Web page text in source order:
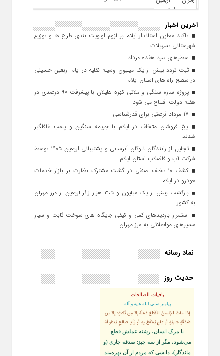
آخرین اخبار
تاکید معاون استاندار ایلام بر لزوم اولویت‌ بندی طرح‌ ها و توزیع
شهرستانی تسهیلات
سطرهای سرد هفده مرداد
ثبت تردد بیش از یک میلیون وسیله نقلیه در ایام اربعین حسینی
در سطح راه‌ های استان ایلام
پروژه سازه سنگی و ملاتی کهره هلیلان با پیشرفت ۹۰ درصدی در
هفته دولت افتتاح می شود
یخ‌ فروشان متخلف در ایلام با جریمه سنگین و پلمب غافلگیر
شدند
تجلیل از رانندگان ناوگان آبرسانی و پشتیبانی اربعین ۱۴۰۵ توسط
شرکت آب و فاضلاب استان ایلام
کشف ۱۰ تخلف صنفی در گشت مشترک نظارت بر بازار خدمات
خودرو در ایلام
بازگشت بیش از یک میلیون و ۳۰۵ هزار زائر اربعین از مرز مهران
به کشور
استمرار بازدیدهای کمی و کیفی جایگاه‌ های سوخت ثابت و سیار
مسیرهای مواصلاتی به مرز مهران
نماد رسانه
حدیث روز
باقیات الصالحات
پيامبر صلى‏ الله‏ عليه ‏و‏ آله:
إذا ماتَ الإنسانُ انقَطَعَ عَمَلُهُ إلاّ مِن ثَلاثٍ: إلاّ مِن
صَدَقَةٍ جاريَةٍ أو عِلمٍ يُنتَفَعُ بِهِ أو وَلَدٍ صالِحٍ يَدعُو لَهُ؛
با مرگ انسان، رشته عملش قطع
مى‌شود، مگر از سه چيز: صدقه جارى (و
ماندگار)، دانشى كه مردم از آن بهره‏‌مند